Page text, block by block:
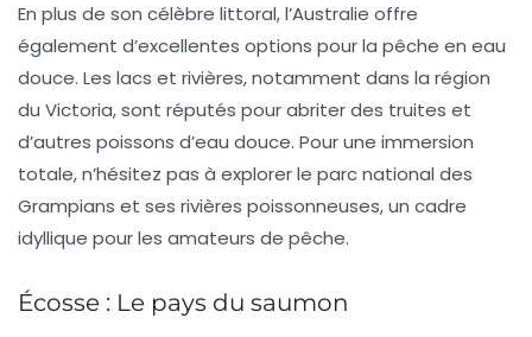
En plus de son célèbre littoral, l’Australie offre
également d’excellentes options pour la pêche en eau
douce. Les lacs et rivières, notamment dans la région
du Victoria, sont réputés pour abriter des truites et
d’autres poissons d’eau douce. Pour une immersion
totale, n’hésitez pas à explorer le parc national des
Grampians et ses rivières poissonneuses, un cadre
idyllique pour les amateurs de pêche.
Écosse : Le pays du saumon